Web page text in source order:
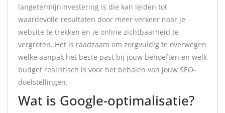
langetermijninvestering is die kan leiden tot
waardevolle resultaten door meer verkeer naar je
website te trekken en je online zichtbaarheid te
vergroten. Het is raadzaam om zorgvuldig te overwegen
welke aanpak het beste past bij jouw behoeften en welk
budget realistisch is voor het behalen van jouw SEO-
doelstellingen.
Wat is Google-optimalisatie?